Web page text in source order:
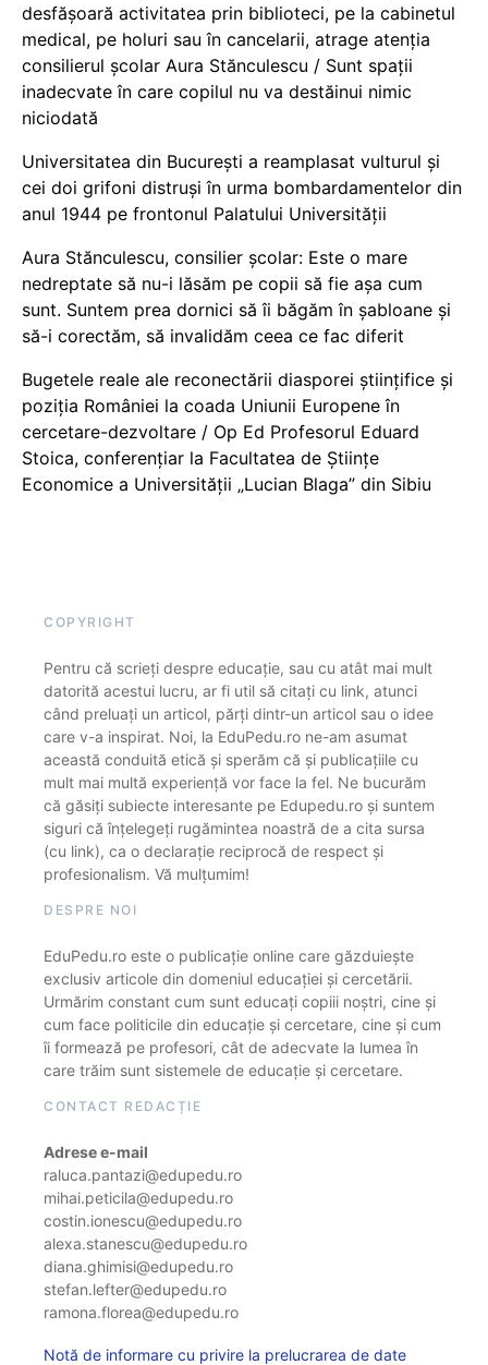
desfășoară activitatea prin biblioteci, pe la cabinetul
medical, pe holuri sau în cancelarii, atrage atenția
consilierul școlar Aura Stănculescu / Sunt spații
inadecvate în care copilul nu va destăinui nimic
niciodată
Universitatea din București a reamplasat vulturul și
cei doi grifoni distruși în urma bombardamentelor din
anul 1944 pe frontonul Palatului Universității
Aura Stănculescu, consilier școlar: Este o mare
nedreptate să nu-i lăsăm pe copii să fie așa cum
sunt. Suntem prea dornici să îi băgăm în șabloane și
să-i corectăm, să invalidăm ceea ce fac diferit
Bugetele reale ale reconectării diasporei științifice și
poziția României la coada Uniunii Europene în
cercetare-dezvoltare / Op Ed Profesorul Eduard
Stoica, conferențiar la Facultatea de Științe
Economice a Universității „Lucian Blaga” din Sibiu
COPYRIGHT
Pentru că scrieți despre educație, sau cu atât mai mult
datorită acestui lucru, ar fi util să citați cu link, atunci
când preluați un articol, părți dintr-un articol sau o idee
care v-a inspirat. Noi, la EduPedu.ro ne-am asumat
această conduită etică și sperăm că și publicațiile cu
mult mai multă experiență vor face la fel. Ne bucurăm
că găsiți subiecte interesante pe Edupedu.ro și suntem
siguri că înțelegeți rugămintea noastră de a cita sursa
(cu link), ca o declarație reciprocă de respect și
profesionalism. Vă mulțumim!
DESPRE NOI
EduPedu.ro este o publicație online care găzduiește
exclusiv articole din domeniul educației și cercetării.
Urmărim constant cum sunt educați copiii noștri, cine și
cum face politicile din educație și cercetare, cine și cum
îi formează pe profesori, cât de adecvate la lumea în
care trăim sunt sistemele de educație și cercetare.
CONTACT REDACȚIE
Adrese e-mail
raluca.pantazi@edupedu.ro
mihai.peticila@edupedu.ro
costin.ionescu@edupedu.ro
alexa.stanescu@edupedu.ro
diana.ghimisi@edupedu.ro
stefan.lefter@edupedu.ro
ramona.florea@edupedu.ro
Notă de informare cu privire la prelucrarea de date